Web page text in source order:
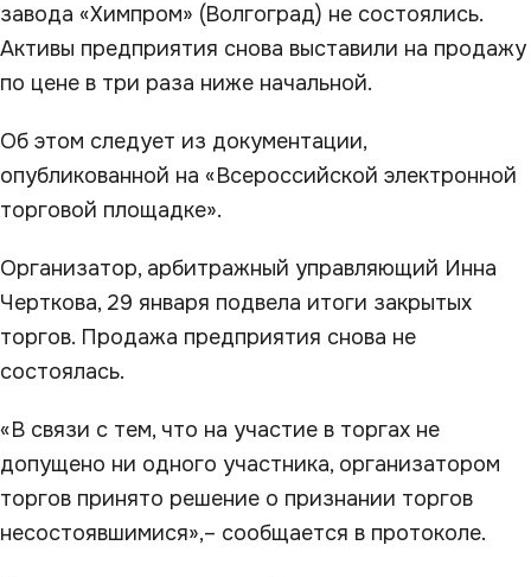
завода «Химпром» (Волгоград) не состоялись.
Активы предприятия снова выставили на продажу
по цене в три раза ниже начальной.
Об этом следует из документации,
опубликованной на «Всероссийской электронной
торговой площадке».
Организатор, арбитражный управляющий Инна
Черткова, 29 января подвела итоги закрытых
торгов. Продажа предприятия снова не
состоялась.
«В связи с тем, что на участие в торгах не
допущено ни одного участника, организатором
торгов принято решение о признании торгов
несостоявшимися»,– сообщается в протоколе.